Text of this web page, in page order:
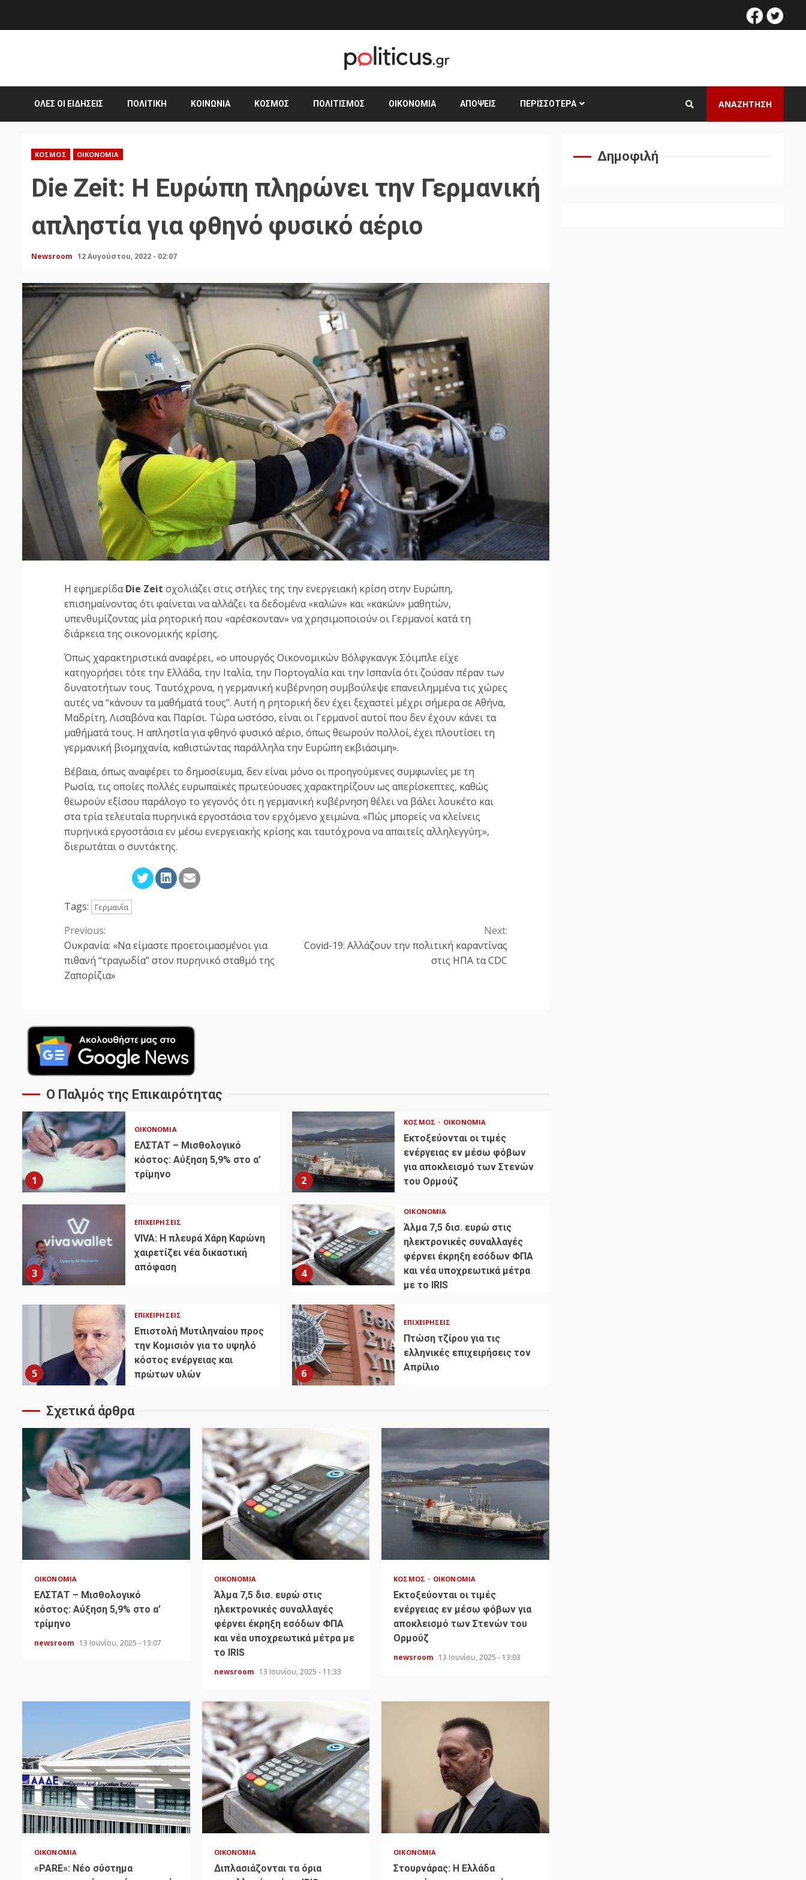
facebook
ΌΛΕΣ ΟΙ ΕΙΔΉΣΕΙΣ ΠΟΛΙΤΙΚΉ ΚΟΙΝΩΝΊΑ ΚΌΣΜΟΣ ΠΟΛΙΤΙΣΜΌΣ ΟΙΚΟΝΟΜΊΑ ΑΠΌΨΕΙΣ ΠΕΡΙΣΣΌΤΕΡΑ ΑΝΑΖΗΤΗΣΗ
ΚΌΣΜΟΣ ΟΙΚΟΝΟΜΊΑ
Die Zeit: Η Ευρώπη πληρώνει την Γερμανική
απληστία για φθηνό φυσικό αέριο
Newsroom 12 Αυγούστου, 2022 - 02:07
Η εφημερίδαDie Zeit σχολιάζει στις στήλες της την ενεργειακή κρίση στην Ευρώπη,
επισημαίνοντας ότι φαίνεται να αλλάζει τα δεδομένα «καλών» και «κακών» μαθητών,
υπενθυμίζοντας μία ρητορική που «αρέσκονταν» να χρησιμοποιούν οι Γερμανοί κατά τη
διάρκεια της οικονομικής κρίσης.
Όπως χαρακτηριστικά αναφέρει, «ο υπουργός Οικονομικών Βόλφγκανγκ Σόιμπλε είχε
κατηγορήσει τότε την Ελλάδα, την Ιταλία, την Πορτογαλία και την Ισπανία ότι ζούσαν πέραν των
δυνατοτήτων τους. Ταυτόχρονα, η γερμανική κυβέρνηση συμβούλεψε επανειλημμένα τις χώρες
αυτές να “κάνουν τα μαθήματά τους”. Αυτή η ρητορική δεν έχει ξεχαστεί μέχρι σήμερα σε Αθήνα,
Μαδρίτη, Λισαβόνα και Παρίσι. Τώρα ωστόσο, είναι οι Γερμανοί αυτοί που δεν έχουν κάνει τα
μαθήματά τους. Η απληστία για φθηνό φυσικό αέριο, όπως θεωρούν πολλοί, έχει πλουτίσει τη
γερμανική βιομηχανία, καθιστώντας παράλληλα την Ευρώπη εκβιάσιμη».
Βέβαια, όπως αναφέρει το δημοσίευμα, δεν είναι μόνο οι προηγούμενες συμφωνίες με τη
Ρωσία, τις οποίες πολλές ευρωπαϊκές πρωτεύουσες χαρακτηρίζουν ως απερίσκεπτες, καθώς
θεωρούν εξίσου παράλογο το γεγονός ότι η γερμανική κυβέρνηση θέλει να βάλει λουκέτο και
στα τρία τελευταία πυρηνικά εργοστάσια τον ερχόμενο χειμώνα. «Πώς μπορείς να κλείνεις
πυρηνικά εργοστάσια εν μέσω ενεργειακής κρίσης και ταυτόχρονα να απαιτείς αλληλεγγύη;»,
διερωτάται ο συντάκτης.
Tags: Γερμανία
Continue
Reading
Previous:
Ουκρανία: «Να είμαστε προετοιμασμένοι για
πιθανή “τραγωδία” στον πυρηνικό σταθμό της
Ζαπορίζια»
Next:
Covid-19: Αλλάζουν την πολιτική καραντίνας
στις ΗΠΑ τα CDC
Ο Παλμός της Επικαιρότητας
1
ΟΙΚΟΝΟΜΊΑ
ΕΛΣΤΑΤ – Μισθολογικό
κόστος: Αύξηση 5,9% στο α’
τρίμηνο
2
ΚΌΣΜΟΣ ΟΙΚΟΝΟΜΊΑ
Εκτοξεύονται οι τιμές
ενέργειας εν μέσω φόβων
για αποκλεισμό των Στενών
του Ορμούζ
3
ΕΠΙΧΕΙΡΉΣΕΙΣ
VIVA: Η πλευρά Χάρη Καρώνη
χαιρετίζει νέα δικαστική
απόφαση
4
ΟΙΚΟΝΟΜΊΑ
Άλμα 7,5 δισ. ευρώ στις
ηλεκτρονικές συναλλαγές
φέρνει έκρηξη εσόδων ΦΠΑ
και νέα υποχρεωτικά μέτρα
με το IRIS
5
ΕΠΙΧΕΙΡΉΣΕΙΣ
Επιστολή Μυτιληναίου προς
την Κομισιόν για το υψηλό
κόστος ενέργειας και
πρώτων υλών
6
ΕΠΙΧΕΙΡΉΣΕΙΣ
Πτώση τζίρου για τις
ελληνικές επιχειρήσεις τον
Απρίλιο
Σχετικά άρθρα
ΟΙΚΟΝΟΜΊΑ
ΕΛΣΤΑΤ – Μισθολογικό
κόστος: Αύξηση 5,9% στο α’
τρίμηνο
newsroom 13 Ιουνίου, 2025 - 13:07
ΟΙΚΟΝΟΜΊΑ
Άλμα 7,5 δισ. ευρώ στις
ηλεκτρονικές συναλλαγές
φέρνει έκρηξη εσόδων ΦΠΑ
και νέα υποχρεωτικά μέτρα με
το IRIS
newsroom 13 Ιουνίου, 2025 - 11:33
ΚΌΣΜΟΣ ΟΙΚΟΝΟΜΊΑ
Εκτοξεύονται οι τιμές
ενέργειας εν μέσω φόβων για
αποκλεισμό των Στενών του
Ορμούζ
newsroom 13 Ιουνίου, 2025 - 13:03
ΟΙΚΟΝΟΜΊΑ
«PARE»: Νέο σύστημα
ΟΙΚΟΝΟΜΊΑ
Διπλασιάζονται τα όρια
ΟΙΚΟΝΟΜΊΑ
Στουρνάρας: Η Ελλάδα
Δημοφιλή